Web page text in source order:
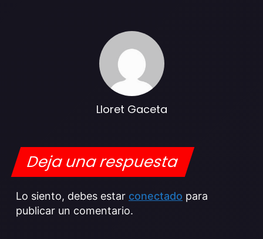
Lloret Gaceta
Deja una respuesta
Lo siento, debes estar conectado para
publicar un comentario.